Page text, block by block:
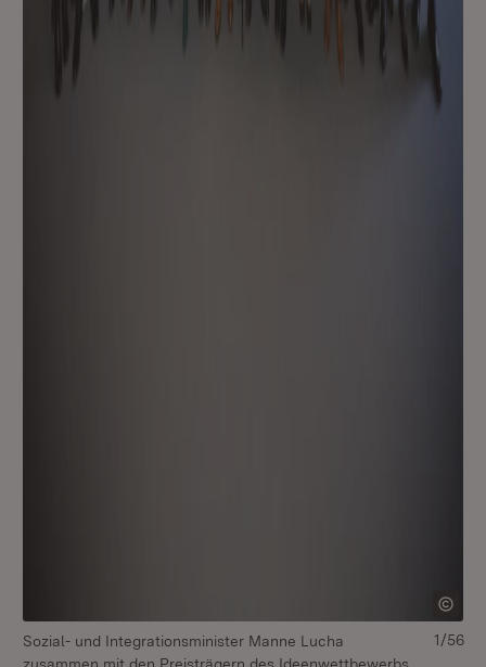
Sozial- und Integrationsminister Manne Lucha
1/56